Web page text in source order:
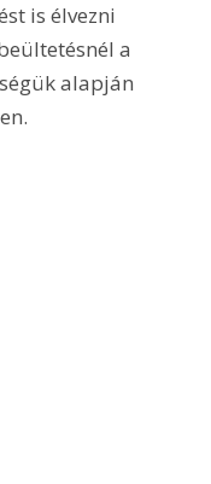
is élvezni
a
alapján